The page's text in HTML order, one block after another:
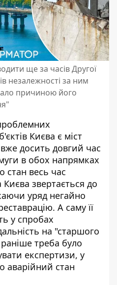
ще за часів Другої
незалежності за ним
причиною його
Києва є міст
досить довгий час
в обох напрямках
стан весь час
Києва звертається до
уряд негайно
А саму її
у спробах
на "старшого
треба було
експертизи, у
аварійний стан